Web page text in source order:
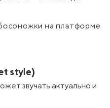
на платформе
style)
звучать актуально и